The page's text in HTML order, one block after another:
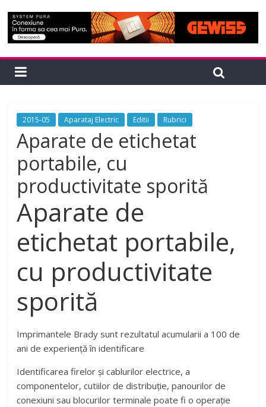
2015-05 Aparataj Electric Editii Rubrici
Aparate de etichetat
portabile, cu
productivitate sporită
Aparate de
etichetat portabile,
cu productivitate
sporită
Imprimantele Brady sunt rezultatul acumularii a 100 de
ani de experiență în identificare
Identificarea firelor și cablurilor electrice, a
componentelor, cutiilor de distribuție, panourilor de
conexiuni sau blocurilor terminale poate fi o operație